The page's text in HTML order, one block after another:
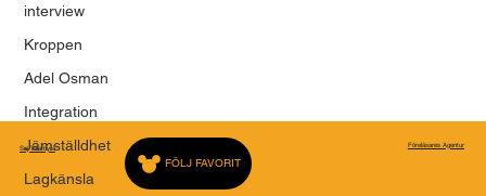
interview
Kroppen
Adel Osman
Integration
Jämställdhet
Lagkänsla
Saj Talarbyrå Föreläsares Agentur
FÖLJ FAVORIT